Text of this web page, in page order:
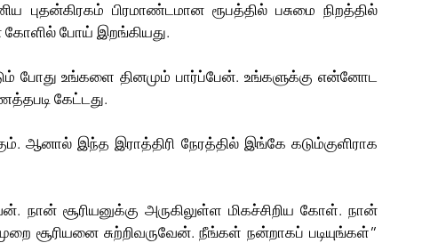
புதன்கிரகம் பிரமாண்டமான ரூபத்தில் பசுமை நிறத்தில்
போய் இறங்கியது.
போது உங்களை தினமும் பார்ப்பேன். உங்களுக்கு என்னோட
கேட்டது.
ஆனால் இந்த இராத்திரி நேரத்தில் இங்கே கடும்குளிராக
சூரியனுக்கு அருகிலுள்ள மிகச்சிறிய கோள். நான்
சூரியனை சுற்றிவருவேன். நீங்கள் நன்றாகப் படியுங்கள்”